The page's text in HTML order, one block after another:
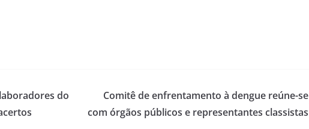
do
Comitê de enfrentamento à dengue reúne-se
com órgãos públicos e representantes classistas